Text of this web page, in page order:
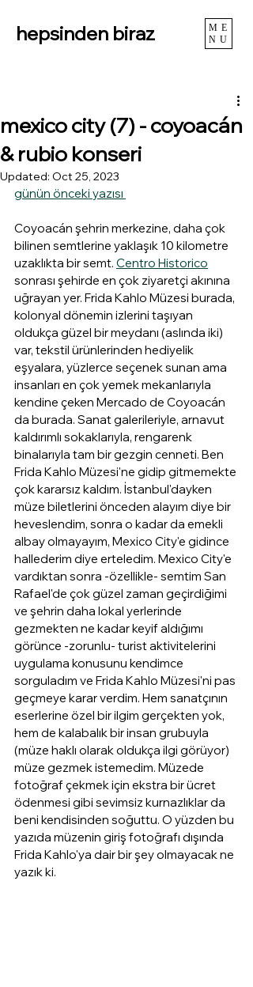
hepsinden biraz
ME
NU
mexico city (7) - coyoacán
& rubio konseri
Updated: Oct 25, 2023
günün önceki yazısı
Coyoacán şehrin merkezine, daha çok
bilinen semtlerine yaklaşık 10 kilometre
uzaklıkta bir semt. Centro Historico
sonrası şehirde en çok ziyaretçi akınına
uğrayan yer. Frida Kahlo Müzesi burada,
kolonyal dönemin izlerini taşıyan
oldukça güzel bir meydanı (aslında iki)
var, tekstil ürünlerinden hediyelik
eşyalara, yüzlerce seçenek sunan ama
insanları en çok yemek mekanlarıyla
kendine çeken Mercado de Coyoacán
da burada. Sanat galerileriyle, arnavut
kaldırımlı sokaklarıyla, rengarenk
binalarıyla tam bir gezgin cenneti. Ben
Frida Kahlo Müzesi'ne gidip gitmemekte
çok kararsız kaldım. İstanbul'dayken
müze biletlerini önceden alayım diye bir
heveslendim, sonra o kadar da emekli
albay olmayayım, Mexico City'e gidince
hallederim diye erteledim. Mexico City'e
vardıktan sonra -özellikle- semtim San
Rafael'de çok güzel zaman geçirdiğimi
ve şehrin daha lokal yerlerinde
gezmekten ne kadar keyif aldığımı
görünce -zorunlu- turist aktivitelerini
uygulama konusunu kendimce
sorguladım ve Frida Kahlo Müzesi'ni pas
geçmeye karar verdim. Hem sanatçının
eserlerine özel bir ilgim gerçekten yok,
hem de kalabalık bir insan grubuyla
(müze haklı olarak oldukça ilgi görüyor)
müze gezmek istemedim. Müzede
fotoğraf çekmek için ekstra bir ücret
ödenmesi gibi sevimsiz kurnazlıklar da
beni kendisinden soğuttu. O yüzden bu
yazıda müzenin giriş fotoğrafı dışında
Frida Kahlo'ya dair bir şey olmayacak ne
yazık ki.